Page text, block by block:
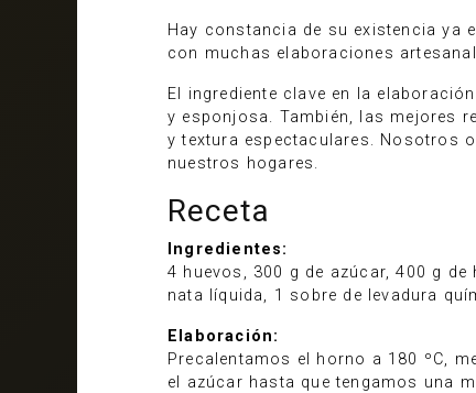
Hay constancia de su existencia ya
con muchas elaboraciones
El ingrediente clave en la
y esponjosa. También, las mejores
y textura espectaculares. Nosotros
nuestros hogares.
Receta
Ingredientes:
4 huevos, 300 g de azúcar, 400 g
nata líquida, 1 sobre de levadura
Elaboración:
Precalentamos el horno a 180 ºC,
el azúcar hasta que tengamos una